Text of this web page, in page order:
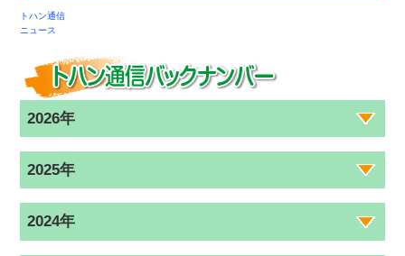
トハン通信
ニュース
2026年
2025年
2024年